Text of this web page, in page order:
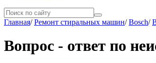
Главная/Ремонт стиральных машин/Bosch/
Вопрос - ответ по